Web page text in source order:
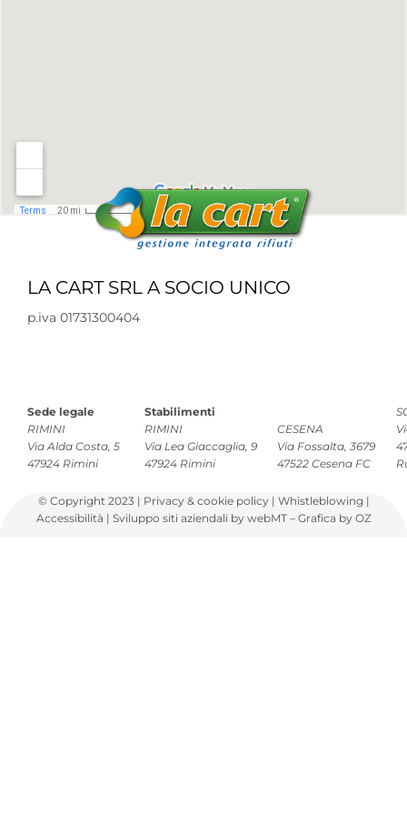
LA CART SRL A SOCIO UNICO
p.iva 01731300404
Sede legale
RIMINI
Via Alda Costa, 5
47924 Rimini
Stabilimenti
RIMINI
Via Lea Giaccaglia, 9
47924 Rimini
CESENA
Via Fossalta, 3679
47522 Cesena FC
© Copyright 2023 | Privacy & cookie policy| Whistleblowing |
Accessibilità | Sviluppo siti aziendali by webMT – Grafica by OZ